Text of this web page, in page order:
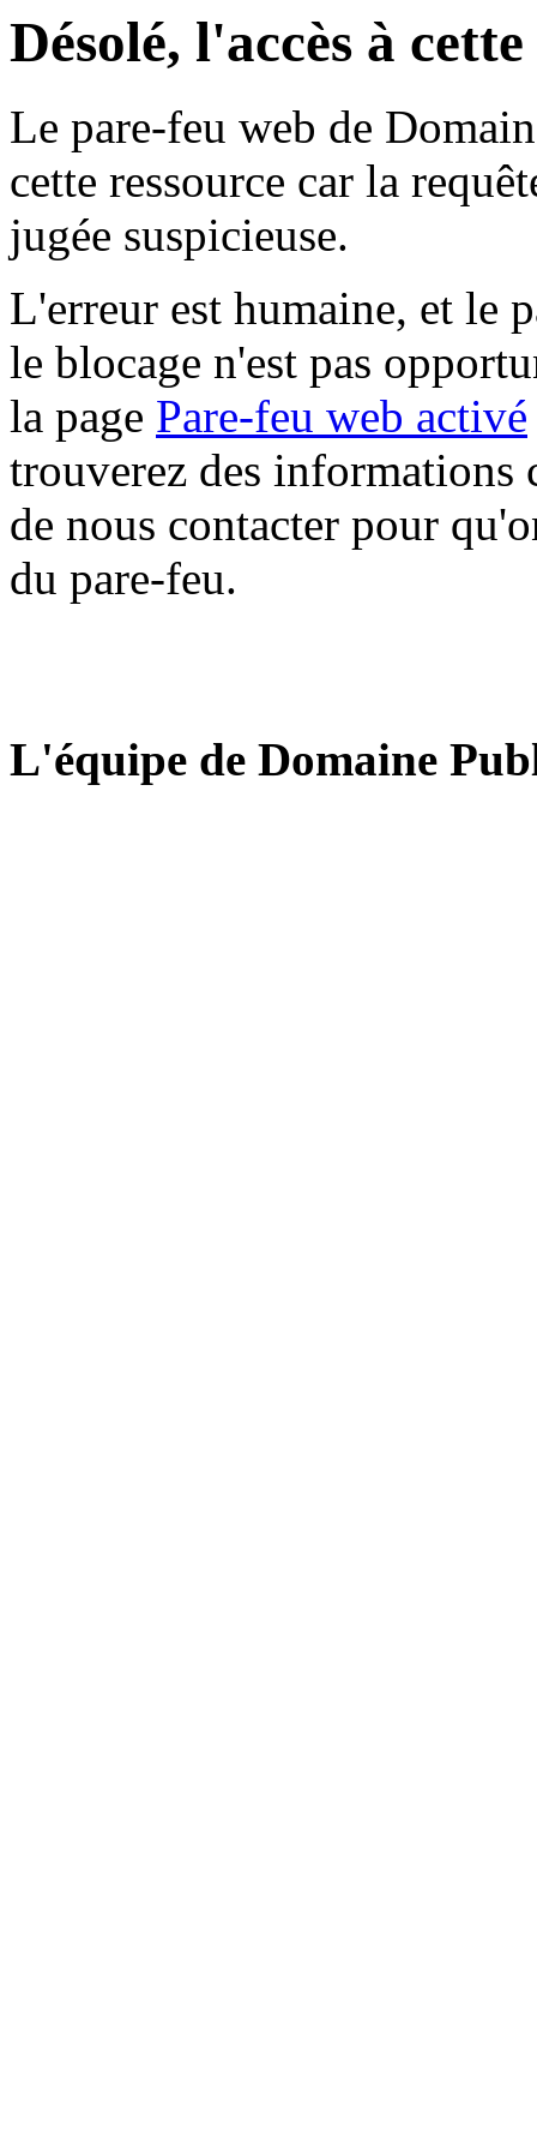
Désolé, l'accès à
Le pare-feu web de
cette ressource car la
jugée suspicieuse.
L'erreur est humaine, et le
le blocage n'est pas
la page Pare-feu web activé
trouverez des informations
de nous contacter pour
du pare-feu.
L'équipe de Domaine